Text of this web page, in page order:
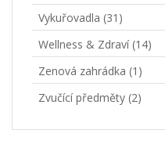
Vykuřovadla (31)
Wellness & Zdraví (14)
Zenová zahrádka (1)
Zvučící předměty (2)